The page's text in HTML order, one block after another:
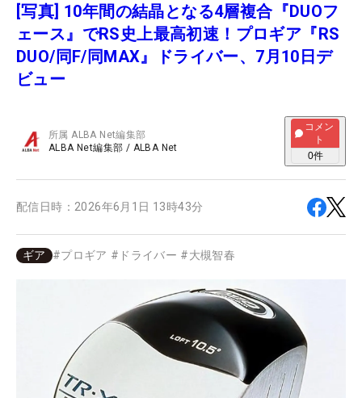
[写真] 10年間の結晶となる4層複合『DUOフ
ェース』でRS史上最高初速！プロギア『RS
DUO/同F/同MAX』ドライバー、7月10日デ
ビュー
所属ALBA Net編集部
ALBA Net編集部 / ALBA Net
コメン
ト
0件
配信日時： 2026年6月1日 13時43分
ギア #プロギア # ドライバー #大槻智春